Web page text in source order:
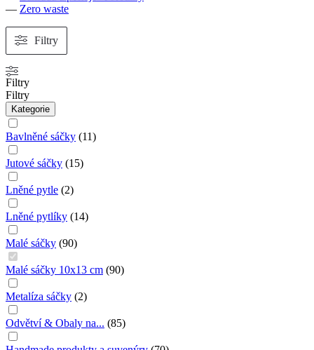
— Zero waste
Filtry
Filtry
Filtry
Kategorie
Bavlněné sáčky (11)
Jutové sáčky (15)
Lněné pytle (2)
Lněné pytlíky (14)
Malé sáčky (90)
Malé sáčky 10x13 cm (90)
Metalíza sáčky (2)
Odvětví & Obaly na... (85)